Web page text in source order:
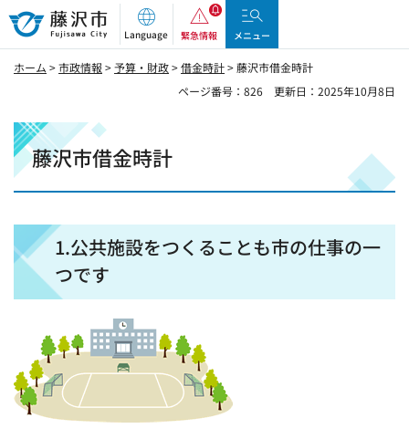
藤沢市
Language 緊急情報 メニュー
ホーム >市政情報 >予算・財政>借金時計> 藤沢市借金時計
ページ番号：826
更新日：2025年10月8日
藤沢市借金時計
1.公共施設をつくることも市の仕事の一
つです